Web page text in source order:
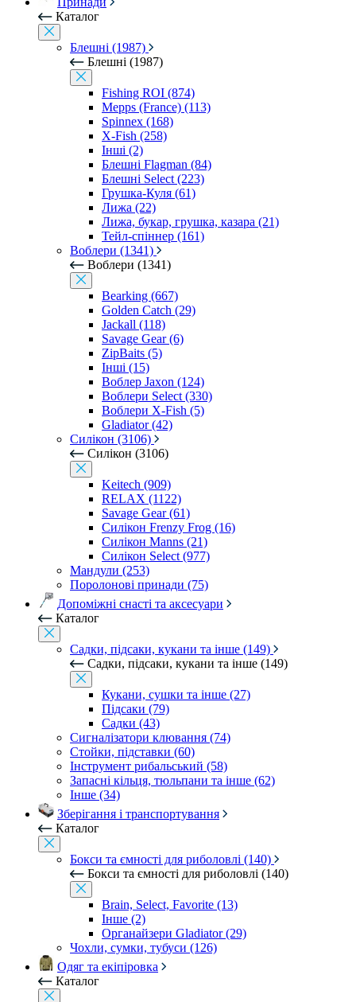
Каталог
Блешні (1987)
Блешні (1987)
Fishing ROI (874)
Mepps (France) (113)
Spinnex (168)
X-Fish (258)
Інші (2)
Блешні Flagman (84)
Блешні Select (223)
Грушка-Куля (61)
Лижа (22)
Лижа, букар, грушка, казара (21)
Тейл-спіннер (161)
Воблери (1341)
Воблери (1341)
Bearking (667)
Golden Catch (29)
Jackall (118)
Savage Gear (6)
ZipBaits (5)
Інші (15)
Воблер Jaxon (124)
Воблери Select (330)
Воблери X-Fish (5)
Gladiator (42)
Силікон (3106)
Силікон (3106)
Keitech (909)
RELAX (1122)
Savage Gear (61)
Силікон Frenzy Frog (16)
Силікон Manns (21)
Силікон Select (977)
Мандули (253)
Поролонові принади (75)
Допоміжні снасті та аксесуари
Каталог
Садки, підсаки, кукани та інше (149)
Садки, підсаки, кукани та інше (149)
Кукани, сушки та інше (27)
Підсаки (79)
Садки (43)
Сигналізатори клювання (74)
Стойки, підставки (60)
Інструмент рибальський (58)
Запасні кільця, тюльпани та інше (62)
Інше (34)
Зберігання і транспортування
Каталог
Бокси та ємності для риболовлі (140)
Бокси та ємності для риболовлі (140)
Brain, Select, Favorite (13)
Інше (2)
Органайзери Gladiator (29)
Чохли, сумки, тубуси (126)
Одяг та екіпіровка
Каталог